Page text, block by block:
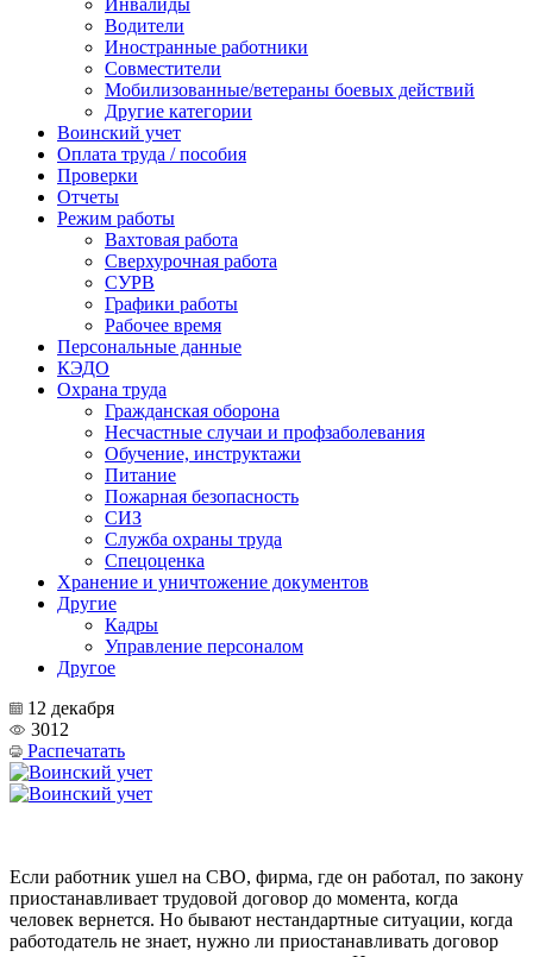
Водители
Иностранные работники
Совместители
Мобилизованные/ветераны боевых действий
Другие категории
Воинский учет
Оплата труда / пособия
Проверки
Отчеты
Режим работы
Вахтовая работа
Сверхурочная работа
СУРВ
Графики работы
Рабочее время
Персональные данные
КЭДО
Охрана труда
Гражданская оборона
Несчастные случаи и профзаболевания
Обучение, инструктажи
Питание
Пожарная безопасность
СИЗ
Служба охраны труда
Спецоценка
Хранение и уничтожение документов
Другие
Кадры
Управление персоналом
Другое
12 декабря
3012
Распечатать
Если работник ушел на СВО, фирма, где он работал, по закону
приостанавливает трудовой договор до момента, когда
человек вернется. Но бывают нестандартные ситуации, когда
работодатель не знает, нужно ли приостанавливать договор